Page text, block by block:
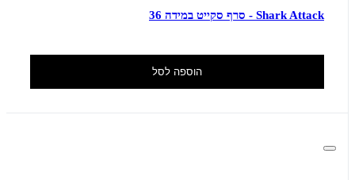
Shark Attack - סרף סקייט במידה 36
הוספה לסל